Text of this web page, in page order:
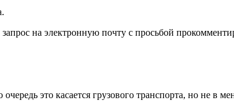
на электронную почту с просьбой
это касается грузового транспорта, но не в